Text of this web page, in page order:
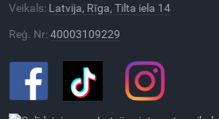
Veikals: Latvija, Rīga, Tilta iela 14
Reģ. Nr:40003109229